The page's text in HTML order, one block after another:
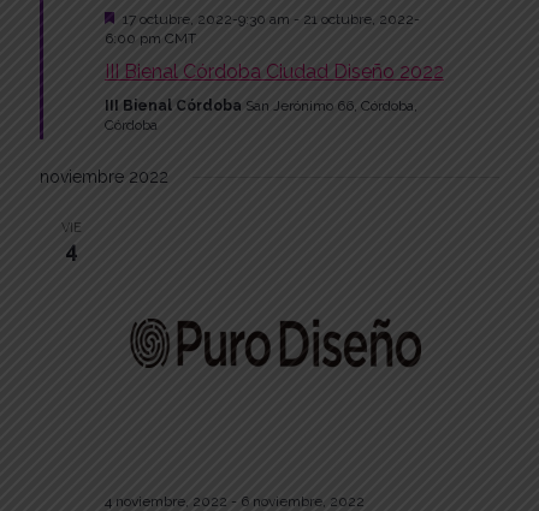
Featured
17 octubre, 2022-9:30 am - 21 octubre, 2022-
6:00 pm CMT
III Bienal Córdoba Ciudad Diseño 2022
III Bienal Córdoba San Jerónimo 66, Córdoba,
Córdoba
noviembre 2022
VIE
4
4 noviembre, 2022 - 6 noviembre, 2022